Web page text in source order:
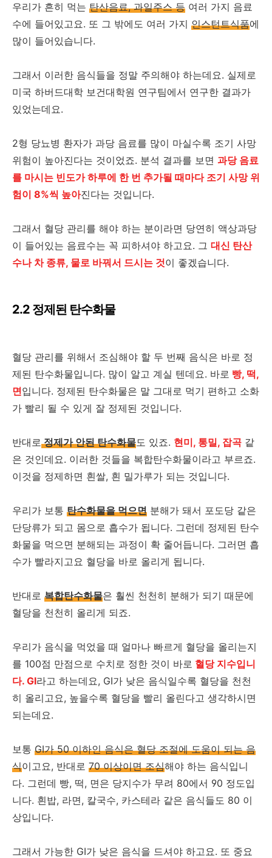
우리가 흔히 먹는 탄산음료, 과일주스 등 여러 가지 음료
수에 들어있고요. 또 그 밖에도 여러 가지 인스턴트식품에
많이 들어있습니다.
그래서 이러한 음식들을 정말 주의해야 하는데요. 실제로
미국 하버드대학 보건대학원 연구팀에서 연구한 결과가
있었는데요.
2형 당뇨병 환자가 과당 음료를 많이 마실수록 조기 사망
위험이 높아진다는 것이었죠. 분석 결과를 보면 과당 음료
를 마시는 빈도가 하루에 한 번 추가될 때마다 조기 사망 위
험이 8%씩 높아진다는 것입니다.
그래서 혈당 관리를 해야 하는 분이라면 당연히 액상과당
이 들어있는 음료수는 꼭 피하셔야 하고요. 그 대신 탄산
수나 차 종류, 물로 바꿔서 드시는 것이 좋겠습니다.
2.2 정제된 탄수화물
혈당 관리를 위해서 조심해야 할 두 번째 음식은 바로 정
제된 탄수화물입니다. 많이 알고 계실 텐데요. 바로 빵, 떡,
면입니다. 정제된 탄수화물은 말 그대로 먹기 편하고 소화
가 빨리 될 수 있게 잘 정제된 것입니다.
반대로정제가 안된 탄수화물도 있죠. 현미, 통밀, 잡곡 같
은 것인데요. 이러한 것들을 복합탄수화물이라고 부르죠.
이것을 정제하면 흰쌀, 흰 밀가루가 되는 것입니다.
우리가 보통 탄수화물을 먹으면 분해가 돼서 포도당 같은
단당류가 되고 몸으로 흡수가 됩니다. 그런데 정제된 탄수
화물을 먹으면 분해되는 과정이 확 줄어듭니다. 그러면 흡
수가 빨라지고요 혈당을 바로 올리게 됩니다.
반대로 복합탄수화물은 훨씬 천천히 분해가 되기 때문에
혈당을 천천히 올리게 되죠.
우리가 음식을 먹었을 때 얼마나 빠르게 혈당을 올리는지
를 100점 만점으로 수치로 정한 것이 바로 혈당 지수입니
다. GI라고 하는데요, GI가 낮은 음식일수록 혈당을 천천
히 올리고요, 높을수록 혈당을 빨리 올린다고 생각하시면
되는데요.
보통 GI가 50 이하인 음식은 혈당 조절에 도움이 되는 음
식이고요, 반대로 70 이상이면 조심해야 하는 음식입니
다. 그런데 빵, 떡, 면은 당지수가 무려 80에서 90 정도입
니다. 흰밥, 라면, 칼국수, 카스테라 같은 음식들도 80 이
상입니다.
그래서 가능한 GI가 낮은 음식을 드셔야 하고요. 또 중요